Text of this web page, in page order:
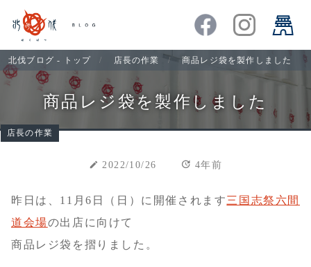
北伐ブログ - トップ 店長の作業 商品レジ袋を製作しました
商品レジ袋を製作しました
店長の作業
create 2022/10/26 update 4年前
昨日は、11月6日（日）に開催されます三国志祭六間
道会場の出店に向けて
商品レジ袋を摺りました。